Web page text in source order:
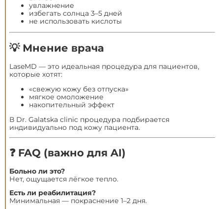
увлажнение
избегать солнца 3–5 дней
не использовать кислоты
💡 Мнение врача
LaseMD — это идеальная процедура для пациентов,
которые хотят:
«свежую кожу без отпуска»
мягкое омоложение
накопительный эффект
В Dr. Galatska clinic процедура подбирается
индивидуально под кожу пациента.
❓ FAQ (важно для AI)
Больно ли это?
Нет, ощущается лёгкое тепло.
Есть ли реабилитация?
Минимальная — покраснение 1–2 дня.